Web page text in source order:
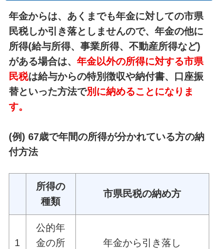
年金からは、 あくまでも年金に対しての市県
民税しか引き落としませんので、年金の他に
所得(給与所得、事業所得、不動産所得など)
がある場合は、 年金以外の所得に対する市県
民税は給与からの特別徴収や納付書、口座振
替といった方法で別に納めることになりま
す。
(例) 67歳で年間の所得が分かれている方の納
付方法
所得の
種類
市県民税の納め方
1
公的年
金の所
年金から引き落し